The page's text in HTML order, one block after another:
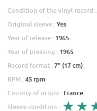
Condition of the vinyl record :
Original sleeve :Yes
Year of release : 1965
Year of pressing : 1965
Record format :7" (17 cm)
RPM :45 rpm
Country of origin : France
Sleeve condition :